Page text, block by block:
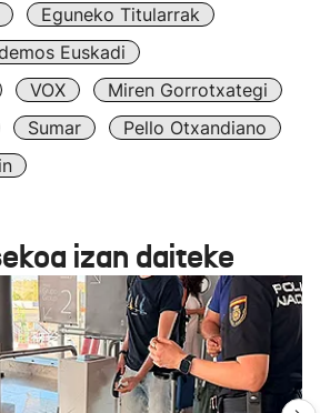
Eguneko Titularrak
Euskadi
VOX
Miren Gorrotxategi
Sumar
Pello Otxandiano
izan daiteke